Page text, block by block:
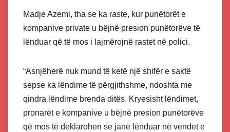
Madje Azemi, tha se ka raste, kur punëtorët e
kompanive private u bëjnë presion punëtorëve të
lënduar që të mos i lajmërojnë rastet në polici.
“Asnjëherë nuk mund të ketë një shifër e saktë
sepse ka lëndime të përgjithshme, ndoshta me
qindra lëndime brenda ditës. Kryesisht lëndimet,
pronarët e kompanive u bëjnë presion punëtorëve
që mos të deklarohen se janë lënduar në vendet e